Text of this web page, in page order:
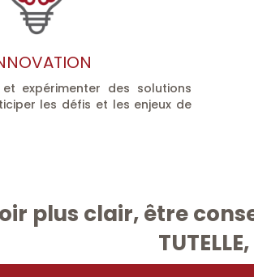
expérimenter des solutions
les défis et les enjeux de
plus clair, être
TUTELLE,